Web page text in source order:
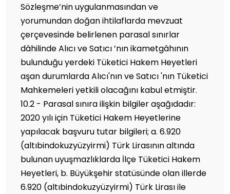
Sözleşme’nin uygulanmasından ve
yorumundan doğan ihtilaflarda mevzuat
çerçevesinde belirlenen parasal sınırlar
dâhilinde Alıcı ve Satıcı ’nın ikametgâhının
bulunduğu yerdeki Tüketici Hakem Heyetleri
aşan durumlarda Alıcı'nın ve Satıcı 'nın Tüketici
Mahkemeleri yetkili olacağını kabul etmiştir.
10.2 - Parasal sınıra ilişkin bilgiler aşağıdadır:
2020 yılı için Tüketici Hakem Heyetlerine
yapılacak başvuru tutar bilgileri; a. 6.920
(altıbindokuzyüzyirmi) Türk Lirasının altında
bulunan uyuşmazlıklarda İlçe Tüketici Hakem
Heyetleri, b. Büyükşehir statüsünde olan illerde
6.920 (altıbindokuzyüzyirmi) Türk Lirası ile